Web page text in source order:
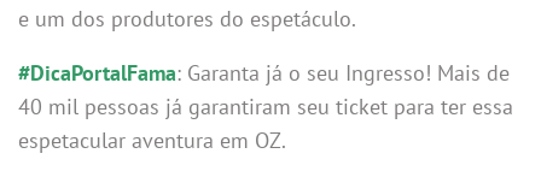
e um dos produtores do espetáculo.
#DicaPortalFama: Garanta já o seu Ingresso! Mais de
40 mil pessoas já garantiram seu ticket para ter essa
espetacular aventura em OZ.